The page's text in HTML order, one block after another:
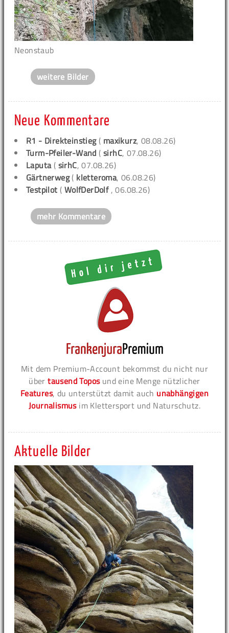
Neonstaub
weitere Bilder
Neue Kommentare
R1 - Direkteinstieg( maxikurz, 08.08.26)
Turm-Pfeiler-Wand (sirhC, 07.08.26)
Laputa( sirhC, 07.08.26)
Gärtnerweg( kletteroma, 06.08.26)
Testpilot ( WolfDerDolf , 06.08.26)
mehr Kommentare
Mit dem Premium-Account bekommst du nicht nur
übertausend Toposund eine Menge nützlicher
Features, du unterstützt damit auch unabhängigen
Journalismusim Klettersport und Naturschutz.
Aktuelle Bilder